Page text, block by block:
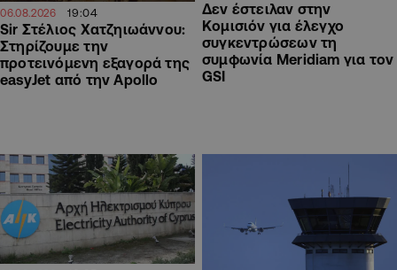
06.08.2026 19:04
Sir Στέλιος Χατζηιωάννου:
Στηρίζουμε την
προτεινόμενη εξαγορά της
easyJet από την Apollo
Δεν έστειλαν στην
Κομισιόν για έλεγχο
συγκεντρώσεων τη
συμφωνία Meridiam για τον
GSI